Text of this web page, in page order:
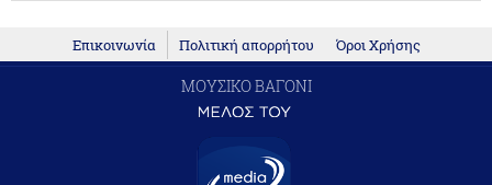
Επικοινωνία Πολιτική απορρήτου Όροι Χρήσης
ΜΟΥΣΙΚΟ ΒΑΓΟΝΙ